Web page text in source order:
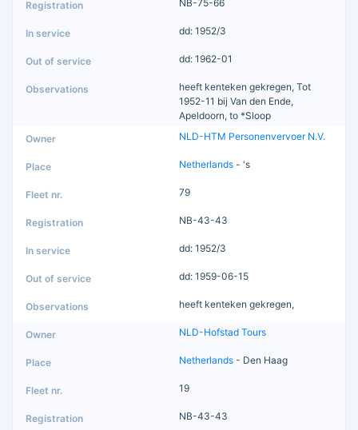
NB-75-66
dd: 1952/3
dd: 1962-01
heeft kenteken gekregen, Tot
1952-11 bij Van den Ende,
Apeldoorn, to *Sloop
NLD-HTM Personenvervoer N.V.
Netherlands - 's
79
NB-43-43
dd: 1952/3
dd: 1959-06-15
heeft kenteken gekregen,
NLD-Hofstad Tours
Netherlands - Den Haag
19
NB-43-43